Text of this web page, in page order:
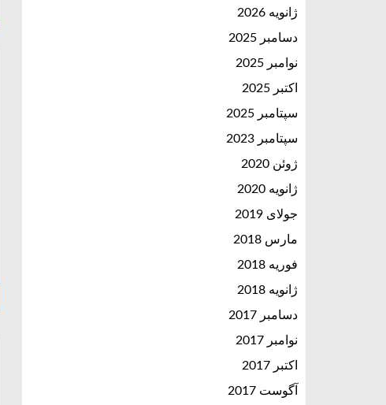
ژانویه 2026
دسامبر 2025
نوامبر 2025
اکتبر 2025
سپتامبر 2025
سپتامبر 2023
ژوئن 2020
ژانویه 2020
جولای 2019
مارس 2018
فوریه 2018
ژانویه 2018
دسامبر 2017
نوامبر 2017
اکتبر 2017
آگوست 2017